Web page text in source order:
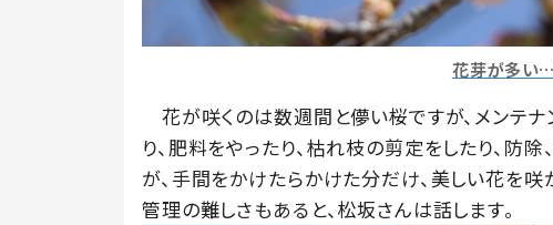
花芽が多い
花が咲くのは数週間と儚い桜ですが、メンテ
り、肥料をやったり、枯れ枝の剪定をしたり、
が、手間をかけたらかけた分だけ、美しい花を咲
管理の難しさもあると、松坂さんは話します。